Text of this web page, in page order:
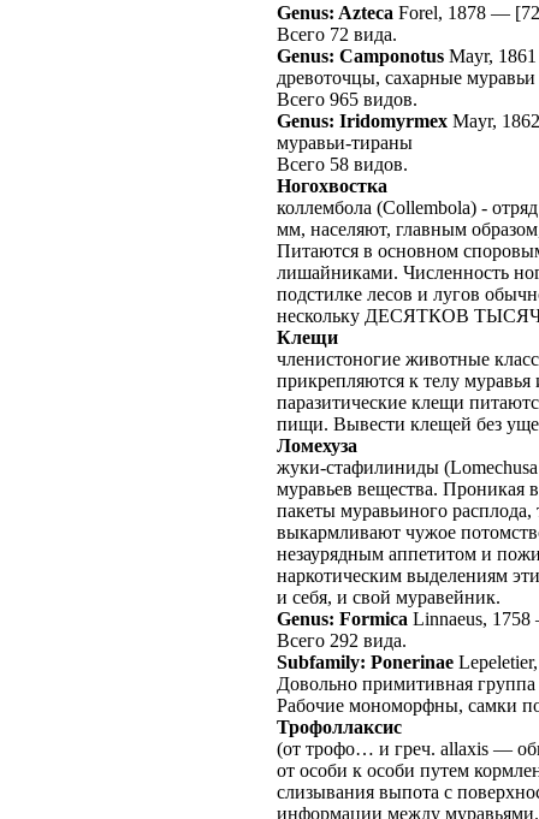
Genus: Azteca Forel, 1878 —
Всего 72 вида.
Genus: Camponotus Mayr, 1861
древоточцы, сахарные муравьи
Всего 965 видов.
Genus: Iridomyrmex Mayr,
муравьи-тираны
Всего 58 видов.
Ногохвостка
коллембола (Collembola) -
мм, населяют, главным
Питаются в основном
лишайниками. Численность
подстилке лесов и лугов
нескольку ДЕСЯТКОВ ТЫСЯЧ
Клещи
членистоногие животные
прикрепляются к телу
паразитические клещи
пищи. Вывести клещей без
Ломехуза
жуки-стафилиниды
муравьев вещества. Проникая
пакеты муравьиного
выкармливают чужое
незаурядным аппетитом и
наркотическим выделениям
и себя, и свой муравейник.
Genus: Formica Linnaeus, 1758
Всего 292 вида.
Subfamily: Ponerinae
Довольно примитивная
Рабочие мономорфны, самки
Трофоллаксис
(от трофо… и греч. allaxis —
от особи к особи путем
слизывания выпота с
информации между муравьями.